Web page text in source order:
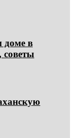
доме в
советы